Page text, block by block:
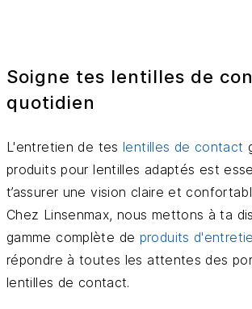
Soigne tes lentilles de
quotidien
L'entretien de teslentilles de contact
produits pour lentilles adaptés est
t’assurer une vision claire et
Chez Linsenmax, nous mettons à ta
gamme complète de produits
répondre à toutes les attentes des
lentilles de contact.